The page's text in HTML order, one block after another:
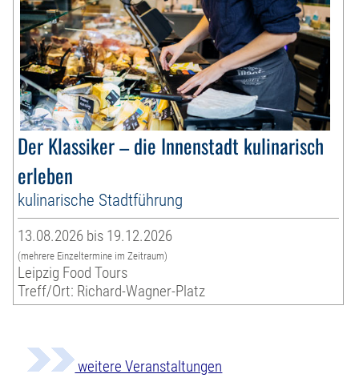
Der Klassiker – die Innenstadt kulinarisch
erleben
kulinarische Stadtführung
13.08.2026 bis 19.12.2026
(mehrere Einzeltermine im Zeitraum)
Leipzig Food Tours
Treff/Ort: Richard-Wagner-Platz
weitere Veranstaltungen